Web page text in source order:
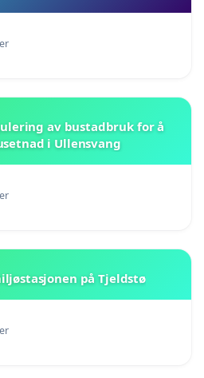
av bustadbruk for å
i Ullensvang
på Tjeldstø